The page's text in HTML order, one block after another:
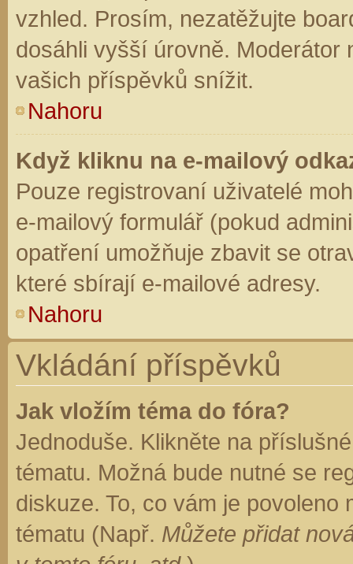
vzhled. Prosím, nezatěžujte
dosáhli vyšší úrovně. Moderátor
vašich příspěvků snížit.
Nahoru
Když kliknu na e-mailový
Pouze registrovaní uživatelé
e-mailový formulář (pokud
opatření umožňuje zbavit se
které sbírají e-mailové adresy.
Nahoru
Vkládání příspěvků
Jak vložím téma do fóra?
Jednoduše. Klikněte na
tématu. Možná bude nutné se
diskuze. To, co vám je
tématu (Např. Můžete přidat